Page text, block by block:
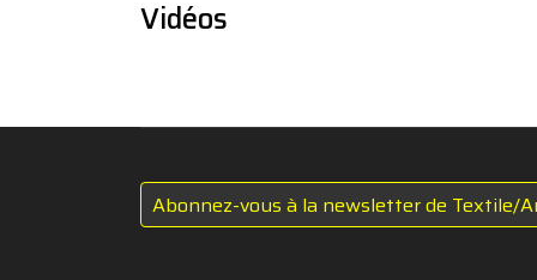
Vidéos
Abonnez-vous à la newsletter de Textile/